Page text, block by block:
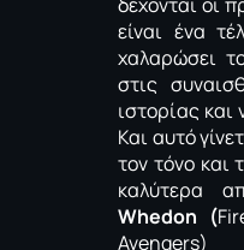
είναι ένα
χαλαρώσει
στις
ιστορίας και
Και αυτό
τον τόνο και
καλύτερα
Whedon (
Avengers)